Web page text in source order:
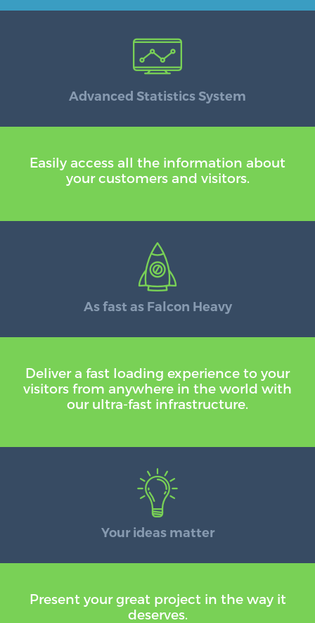
Advanced Statistics System
Easily access all the information about
your customers and visitors.
As fast as Falcon Heavy
Deliver a fast loading experience to your
visitors from anywhere in the world with
our ultra-fast infrastructure.
Your ideas matter
Present your great project in the way it
deserves.